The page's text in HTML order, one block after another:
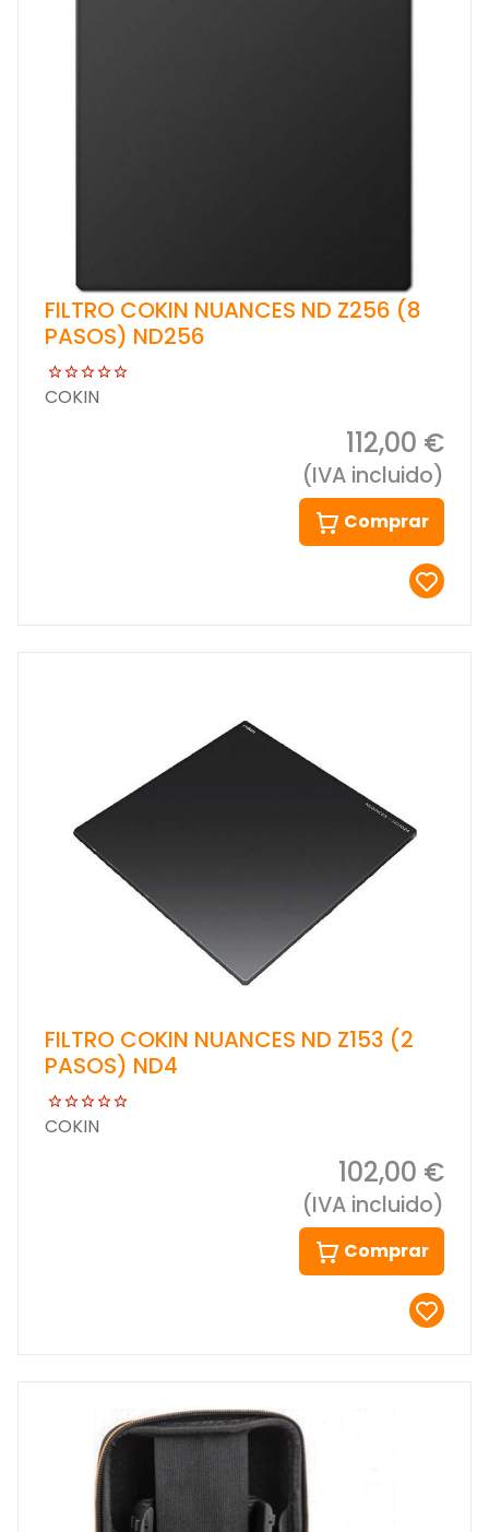
FILTRO COKIN NUANCES ND Z256 (8
PASOS) ND256
COKIN
112,00 €
(IVA incluido)
Comprar
FILTRO COKIN NUANCES ND Z153 (2
PASOS) ND4
COKIN
102,00 €
(IVA incluido)
Comprar